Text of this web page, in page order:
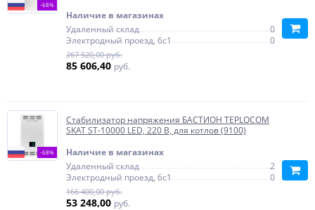
-68%
Наличие в магазинах
Удаленный склад
0
Электродный проезд, 6с1
0
267 520,00 руб.
85 606,40 руб.
-68%
Стабилизатор напряжения БАСТИОН TEPLOCOM
SKAT ST-10000 LED, 220 В, для котлов (9100)
Наличие в магазинах
Удаленный склад
2
Электродный проезд, 6с1
0
166 400,00 руб.
53 248,00 руб.